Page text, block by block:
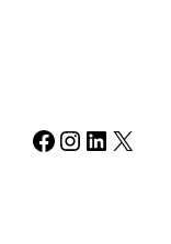
Facebook Instagram LinkedIn X